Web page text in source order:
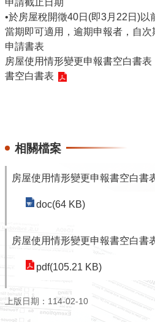
見
交
流
便
民
稅
宣
導
眾
視
申請截止日期
•於房屋稅開徵40日(即3月22日)以
當期即可適用，逾期申報者，自次
申請書表
房屋使用情形變更申報書空白書表
書空白書表
相關檔案
房屋使用情形變更申報書空白書
doc(64 KB)
房屋使用情形變更申報書空白書
pdf(105.21 KB)
上版日期：114-02-10